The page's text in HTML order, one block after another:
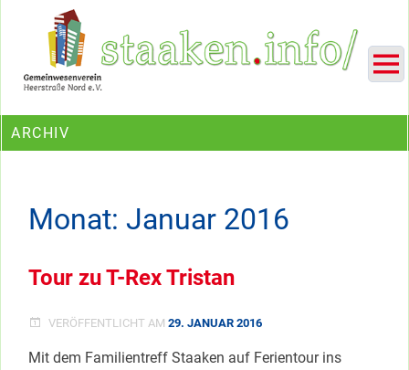
Ein Projekt des Gemeinwesenvereins Heerstraße Nord
ARCHIV
Monat: Januar 2016
Tour zu T-Rex Tristan
VERÖFFENTLICHT AM 29. JANUAR 2016
Mit dem Familientreff Staaken auf Ferientour ins